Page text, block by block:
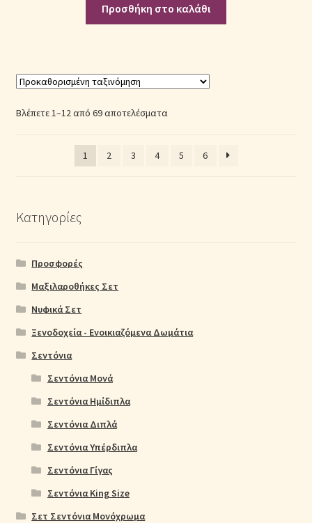
Προσθήκη στο καλάθι
Βλέπετε 1–12 από 69 αποτελέσματα
1 2 3 4 5 6
Κατηγορίες
Προσφορές
Μαξιλαροθήκες Σετ
Νυφικά Σετ
Ξενοδοχεία - Ενοικιαζόμενα Δωμάτια
Σεντόνια
Σεντόνια Μονά
Σεντόνια Ημίδιπλα
Σεντόνια Διπλά
Σεντόνια Υπέρδιπλα
Σεντόνια Γίγας
Σεντόνια King Size
Σετ Σεντόνια Μονόχρωμα